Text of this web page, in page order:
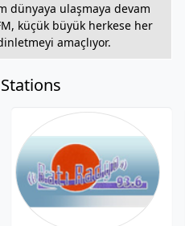
dünyaya ulaşmaya devam
küçük büyük herkese her
amaçlıyor.